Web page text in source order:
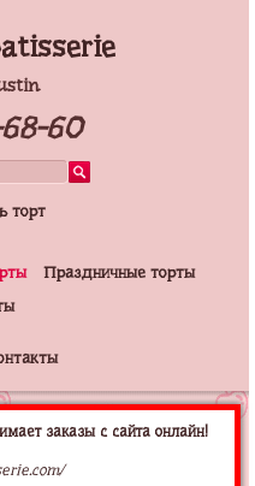
60
торт
Праздничные торты
заказы с сайта онлайн!